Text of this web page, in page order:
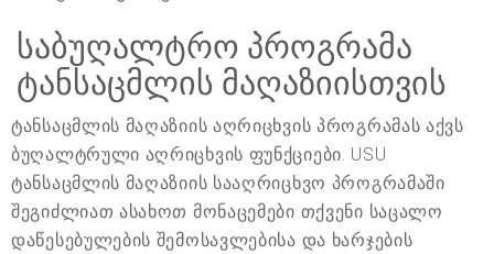
საბუღალტრო პროგრამა
ტანსაცმლის მაღაზიისთვის
ტანსაცმლის მაღაზიის აღრიცხვის პროგრამას აქვს
ბუღალტრული აღრიცხვის ფუნქციები. USU
ტანსაცმლის მაღაზიის სააღრიცხვო პროგრამაში
შეგიძლიათ ასახოთ მონაცემები თქვენი საცალო
დაწესებულების შემოსავლებისა და ხარჯების